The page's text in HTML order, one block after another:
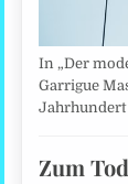
In „Der
Garrigue
Zum